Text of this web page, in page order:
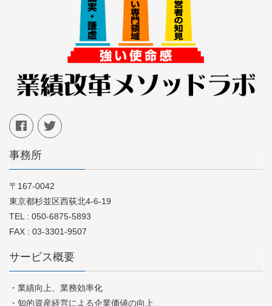
事務所
〒167-0042
東京都杉並区西荻北4-6-19
TEL : 050-6875-5893
FAX : 03-3301-9507
サービス概要
・業績向上、業務効率化
・知的資産経営による企業価値の向上